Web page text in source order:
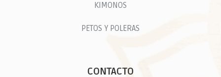
KIMONOS
PETOS Y POLERAS
CONTACTO